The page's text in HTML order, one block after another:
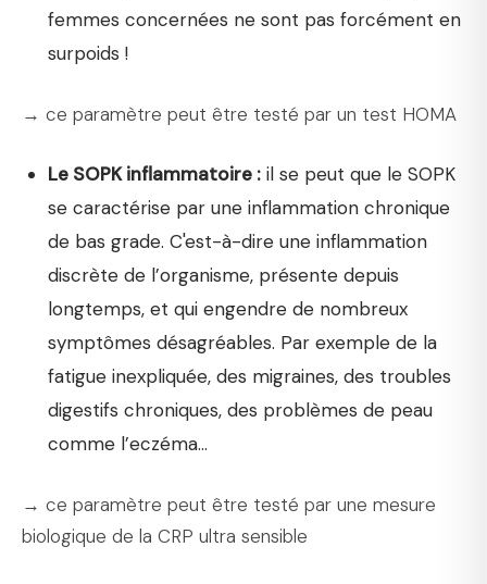
femmes concernées ne sont pas forcément en
surpoids !
→ ce paramètre peut être testé par un test HOMA
Le SOPK inflammatoire :il se peut que le SOPK
se caractérise par une inflammation chronique
de bas grade. C'est-à-dire une inflammation
discrète de l’organisme, présente depuis
longtemps, et qui engendre de nombreux
symptômes désagréables. Par exemple de la
fatigue inexpliquée, des migraines, des troubles
digestifs chroniques, des problèmes de peau
comme l’eczéma…
→ ce paramètre peut être testé par une mesure
biologique de la CRP ultra sensible